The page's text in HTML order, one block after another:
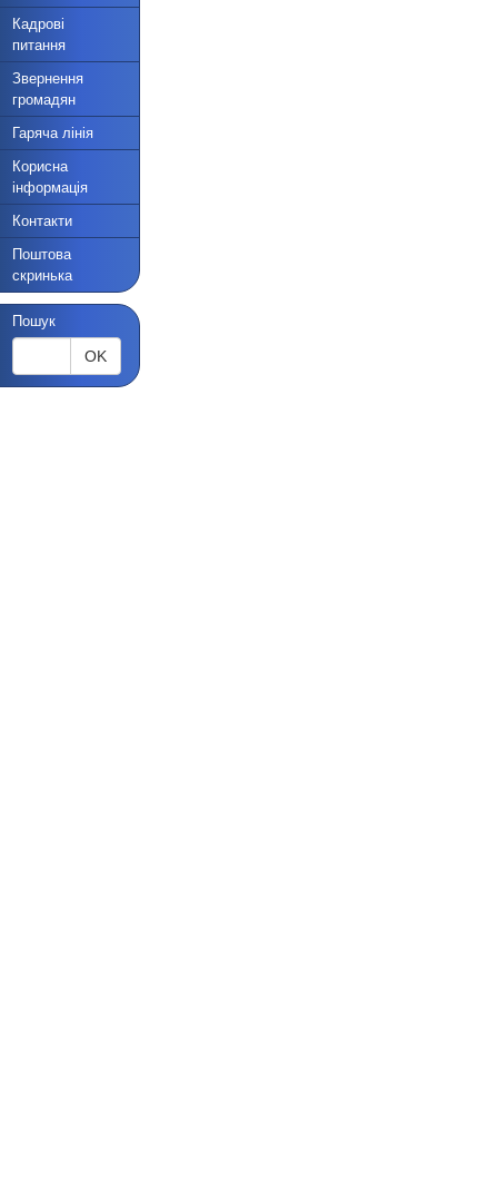
Кадрові
питання
Звернення
громадян
Гаряча лінія
Корисна
інформація
Контакти
Поштова
скринька
Пошук
OK